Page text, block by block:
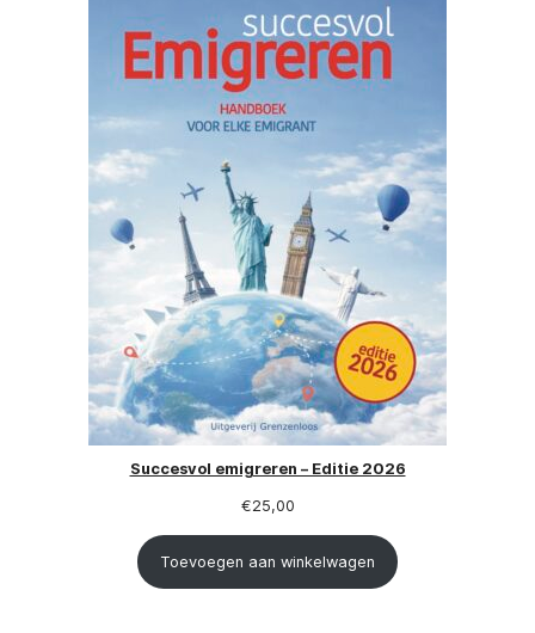
Succesvol emigreren – Editie 2026
€25,00
Toevoegen aan winkelwagen